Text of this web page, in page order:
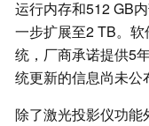
运行内存和512 GB
一步扩展至2 TB。
统，厂商承诺提供5
统更新的信息尚未公
除了激光投影仪功能